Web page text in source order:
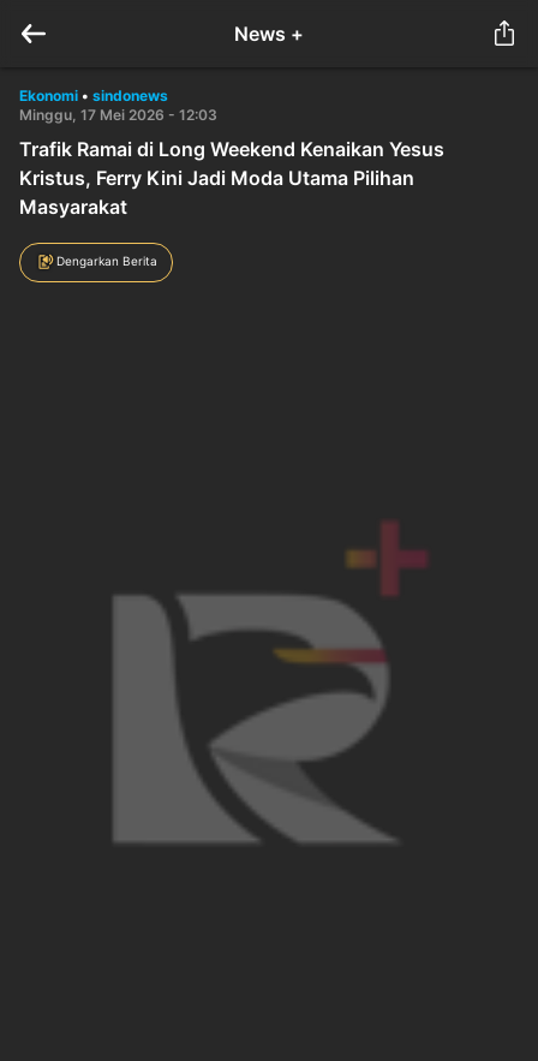
News +
Ekonomi • sindonews
Minggu, 17 Mei 2026 - 12:03
Trafik Ramai di Long Weekend Kenaikan Yesus
Kristus, Ferry Kini Jadi Moda Utama Pilihan
Masyarakat
Dengarkan Berita